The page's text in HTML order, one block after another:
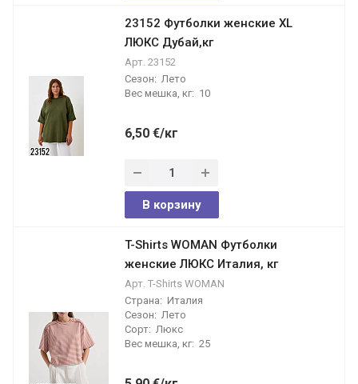
23152 Футболки женские XL
ЛЮКС Дубай,кг
Арт. 23152
Сезон: Лето
Вес мешка, кг: 10
6,50 €/кг
В корзину
T-Shirts WOMAN Футболки
женские ЛЮКС Италия, кг
Арт. T-Shirts WOMAN
Страна: Италия
Сезон: Лето
Сорт: Люкс
Вес мешка, кг: 25